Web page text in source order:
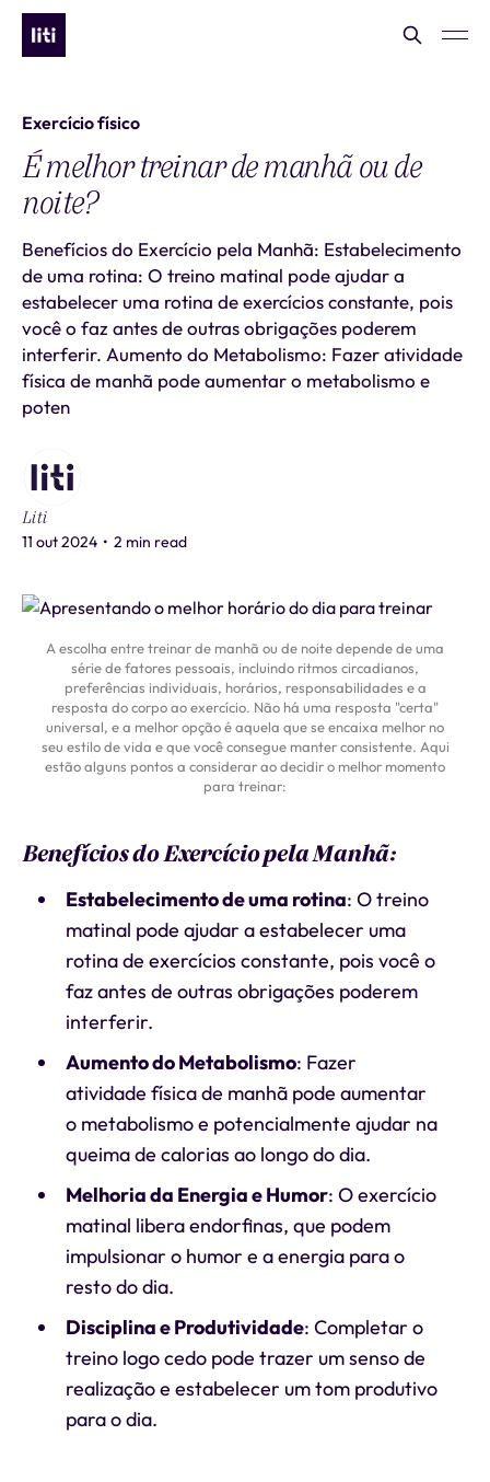
Exercício físico
É melhor treinar de manhã ou de
noite?
Benefícios do Exercício pela Manhã: Estabelecimento
de uma rotina: O treino matinal pode ajudar a
estabelecer uma rotina de exercícios constante, pois
você o faz antes de outras obrigações poderem
interferir. Aumento do Metabolismo: Fazer atividade
física de manhã pode aumentar o metabolismo e
poten
Liti
11 out 2024 • 2 min read
A escolha entre treinar de manhã ou de noite depende de uma
série de fatores pessoais, incluindo ritmos circadianos,
preferências individuais, horários, responsabilidades e a
resposta do corpo ao exercício. Não há uma resposta "certa"
universal, e a melhor opção é aquela que se encaixa melhor no
seu estilo de vida e que você consegue manter consistente. Aqui
estão alguns pontos a considerar ao decidir o melhor momento
para treinar:
Benefícios do Exercício pela Manhã:
Estabelecimento de uma rotina: O treino
matinal pode ajudar a estabelecer uma
rotina de exercícios constante, pois você o
faz antes de outras obrigações poderem
interferir.
Aumento do Metabolismo: Fazer
atividade física de manhã pode aumentar
o metabolismo e potencialmente ajudar na
queima de calorias ao longo do dia.
Melhoria da Energia e Humor: O exercício
matinal libera endorfinas, que podem
impulsionar o humor e a energia para o
resto do dia.
Disciplina e Produtividade: Completar o
treino logo cedo pode trazer um senso de
realização e estabelecer um tom produtivo
para o dia.